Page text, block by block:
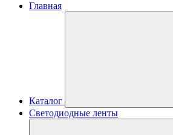
Главная
Каталог
Светодиодные ленты